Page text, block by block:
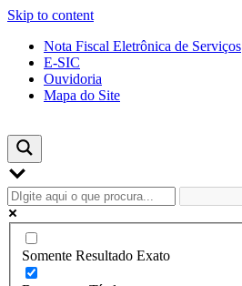
Skip to content
Nota Fiscal Eletrônica de Serviços
E-SIC
Ouvidoria
Mapa do Site
Somente Resultado Exato